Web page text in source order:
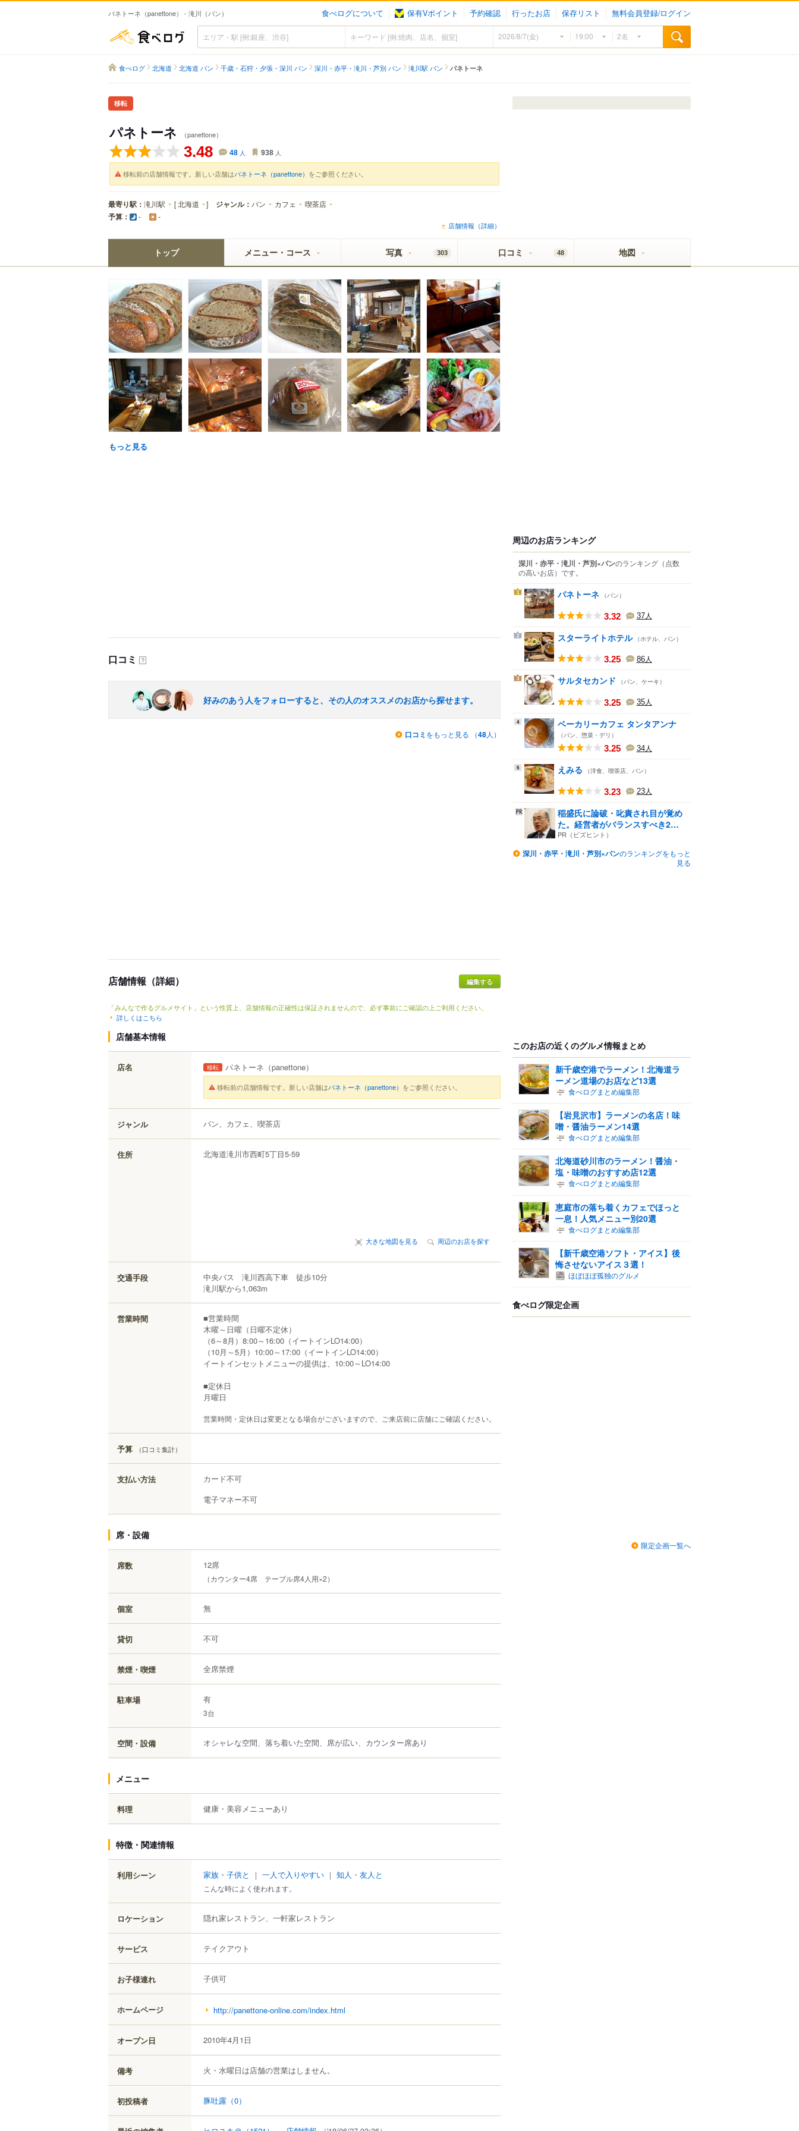
パネトーネ（panettone） - 滝川（パン） 食べログについて 保有Vポイント 予約確認 行ったお店 保存リスト 無料会員登録/ログイン
食べログ
食べログ 北海道 北海道 パン 千歳・石狩・夕張・深川 パン 深川・赤平・滝川・芦別 パン 滝川駅 パン パネトーネ
移転
パネトーネ （panettone）
3.48 48 人 938 人
移転前の店舗情報です。新しい店舗はパネトーネ（panettone） をご参照ください。
最寄り駅： 滝川駅 [北海道 ] ジャンル： パン カフェ 喫茶店
予算： - -
店舗情報（詳細）
トップ メニュー・コース 写真 303 口コミ 48 地図
もっと見る
口コミ ？
好みのあう人をフォローすると、その人のオススメのお店から探せます。
口コミ をもっと見る （48人）
店舗情報（詳細）
「みんなで作るグルメサイト」という性質上、店舗情報の正確性は保証されませんので、必ず事前にご確認の上ご利用ください。
詳しくはこちら
店舗基本情報
店名 移転 パネトーネ （panettone）
移転前の店舗情報です。新しい店舗はパネトーネ（panettone） をご参照ください。
ジャンル パン、カフェ、喫茶店
住所 北海道滝川市西町5丁目5-59
大きな地図を見る 周辺のお店を探す
交通手段
中央バス 滝川西高下車 徒歩10分
滝川駅から1,063m
営業時間
■営業時間
木曜～日曜（日曜不定休）
（6～8月）8:00～16:00（イートインLO14:00）
（10月～5月）10:00～17:00（イートインLO14:00）
イートインセットメニューの提供は、10:00～LO14:00
■定休日
月曜日
営業時間・定休日は変更となる場合がございますので、ご来店前に店舗にご確認ください。
予算 （口コミ集計）
支払い方法
カード不可
電子マネー不可
席・設備
席数 12席
（カウンター4席 テーブル席4人用×2）
個室 無
貸切 不可
禁煙・喫煙 全席禁煙
駐車場 有
3台
空間・設備 オシャレな空間、落ち着いた空間、席が広い、カウンター席あり
メニュー
料理 健康・美容メニューあり
特徴・関連情報
利用シーン 家族・子供と ｜ 一人で入りやすい ｜ 知人・友人と
こんな時によく使われます。
ロケーション 隠れ家レストラン、一軒家レストラン
サービス テイクアウト
お子様連れ 子供可
ホームページ http://panettone-online.com/index.html
オープン日 2010年4月1日
備考 火・水曜日は店舗の営業はしません。
初投稿者 豚吐露 （0）
周辺のお店ランキング
深川・赤平・滝川・芦別×パンのランキング （点数
の高いお店） です。
1 パネトーネ （パン）
3.32 37人
2 スターライトホテル （ホテル、パン）
3.25 86人
3 サルタセカンド （パン、ケーキ）
3.25 35人
4 ベーカリーカフェ タンタアンナ
（パン、惣菜・デリ）
3.25 34人
5 えみる （洋食、喫茶店、パン）
3.23 23人
稲盛氏に論破・叱責され目が覚め
た。経営者がバランスすべき2
つ...
PR（ビズヒント）
深川・赤平・滝川・芦別×パンのランキングをもっと
見る
このお店の近くのグルメ情報まとめ
新千歳空港でラーメン！北海道ラ
ーメン道場のお店など13選
食べログまとめ編集部
【岩見沢市】ラーメンの名店！味
噌・醤油ラーメン14選
食べログまとめ編集部
北海道砂川市のラーメン！醤油・
塩・味噌のおすすめ店12選
食べログまとめ編集部
恵庭市の落ち着くカフェでほっと
一息！人気メニュー別20選
食べログまとめ編集部
【新千歳空港ソフト・アイス】後
悔させないアイス３選！
ほぼほぼ孤独のグルメ
食べログ限定企画
限定企画一覧へ